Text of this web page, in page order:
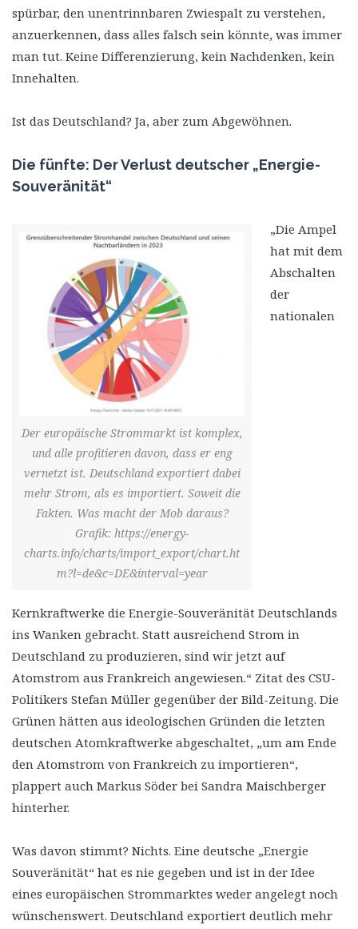
spürbar, den unentrinnbaren Zwiespalt zu verstehen,
anzuerkennen, dass alles falsch sein könnte, was immer
man tut. Keine Differenzierung, kein Nachdenken, kein
Innehalten.
Ist das Deutschland? Ja, aber zum Abgewöhnen.
Die fünfte: Der Verlust deutscher „Energie-
Souveränität“
Der europäische Strommarkt ist komplex,
und alle profitieren davon, dass er eng
vernetzt ist. Deutschland exportiert dabei
mehr Strom, als es importiert. Soweit die
Fakten. Was macht der Mob daraus?
Grafik: https://energy-
charts.info/charts/import_export/chart.ht
m?l=de&c=DE&interval=year
„Die Ampel
hat mit dem
Abschalten
der
nationalen
Kernkraftwerke die Energie-Souveränität Deutschlands
ins Wanken gebracht. Statt ausreichend Strom in
Deutschland zu produzieren, sind wir jetzt auf
Atomstrom aus Frankreich angewiesen.“ Zitat des CSU-
Politikers Stefan Müller gegenüber der Bild-Zeitung. Die
Grünen hätten aus ideologischen Gründen die letzten
deutschen Atomkraftwerke abgeschaltet, „um am Ende
den Atomstrom von Frankreich zu importieren“,
plappert auch Markus Söder bei Sandra Maischberger
hinterher.
Was davon stimmt? Nichts. Eine deutsche „Energie
Souveränität“ hat es nie gegeben und ist in der Idee
eines europäischen Strommarktes weder angelegt noch
wünschenswert. Deutschland exportiert deutlich mehr